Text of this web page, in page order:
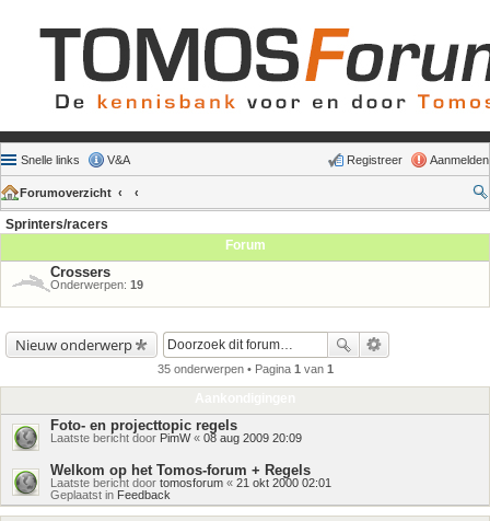
Snelle links V&A Aanmelden
Registreer
Forumoverzicht
Sprinters/racers
Forum
Crossers
Onderwerpen: 19
Nieuw onderwerp
35 onderwerpen • Pagina 1 van 1
Foto- en projecttopic regels
Laatste bericht door PimW« 08 aug 2009 20:09
Welkom op het Tomos-forum + Regels
Laatste bericht door tomosforum « 21 okt 2000 02:01
Geplaatst in Feedback